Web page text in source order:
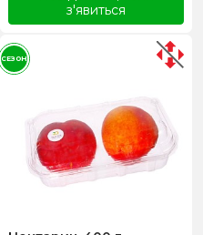
з'явиться
СЕЗОН